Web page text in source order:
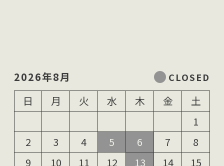
2026年8月
日
月 火 水 木 金
土
1
2
3 4 5 6 7
8
9
10 11 12 13 14
15